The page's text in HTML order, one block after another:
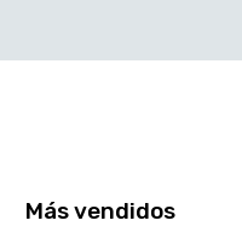
Más vendidos